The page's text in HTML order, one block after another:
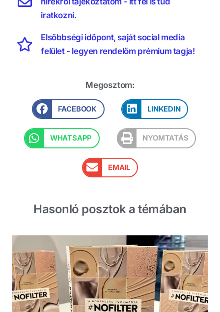
iratkozni.
Elsőbbségi időpont, saját social media
felület - legyen rendelőm prémium tagja!
Megosztom:
FACEBOOK LINKEDIN
WHATSAPP NYOMTATÁS
EMAIL
Hasonló posztok a témában